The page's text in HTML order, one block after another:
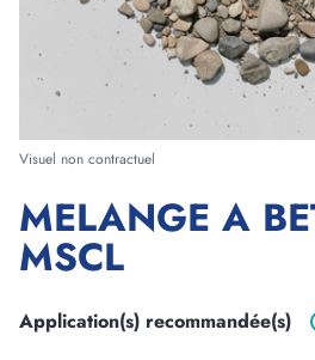
Visuel non contractuel
MELANGE A
MSCL
Application(s) recommandée(s)
Forme
Longueur
Largeur